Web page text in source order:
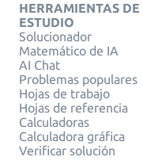
HERRAMIENTAS DE
ESTUDIO
Solucionador
Matemático de IA
AI Chat
Problemas populares
Hojas de trabajo
Hojas de referencia
Calculadoras
Calculadora gráfica
Verificar solución